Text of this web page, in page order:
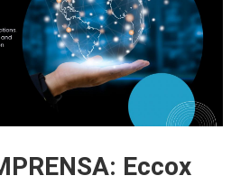
Eccox